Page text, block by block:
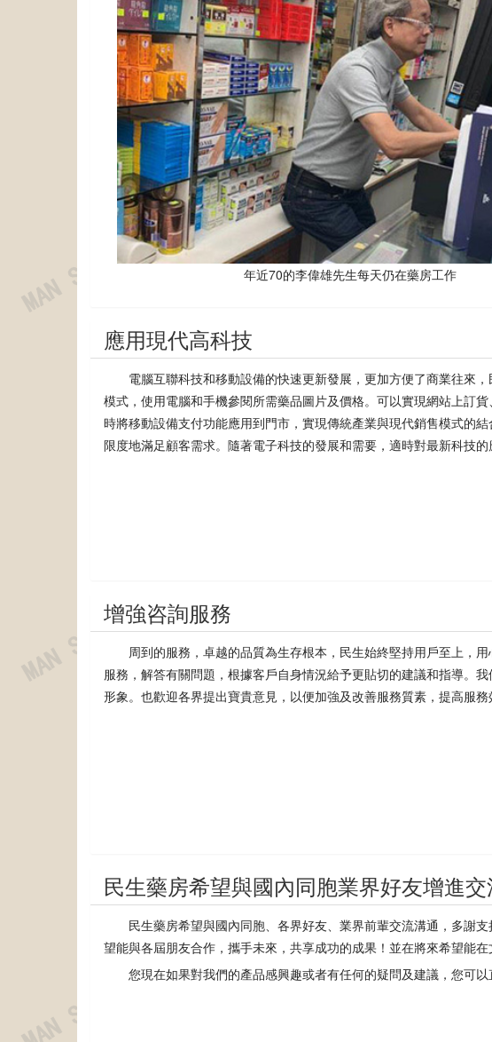
年近70的李偉雄先生每天仍在藥房工作
應用現代高科技
電腦互聯科技和移動設備的快速更新發展，更加方便了商業往來
模式，使用電腦和手機參閱所需藥品圖片及價格。可以實現網站上訂
時將移動設備支付功能應用到門市，實現傳統產業與現代銷售模式的
限度地滿足顧客需求。隨著電子科技的發展和需要，適時對最新科技的
增強咨詢服務
周到的服務，卓越的品質為生存根本，民生始終堅持用戶至上，
服務，解答有關問題，根據客戶自身情況給予更貼切的建議和指導。
形象。也歡迎各界提出寶貴意見，以便加強及改善服務質素，提高服務
民生藥房希望與國內同胞業界好友增進
民生藥房希望與國內同胞、各界好友、業界前輩交流溝通，多謝
望能與各屆朋友合作，攜手未來，共享成功的成果！並在將來希望能在
您現在如果對我們的產品感興趣或者有任何的疑問及建議，您可以